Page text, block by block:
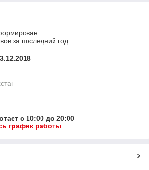
за последний год
с 10:00 до 20:00
график работы